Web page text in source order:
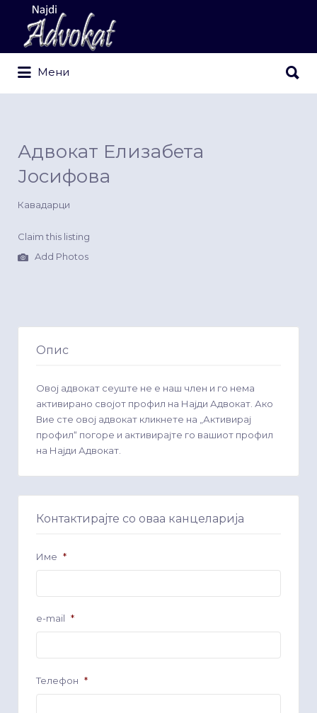
Search
for:
Мени
for:
Адвокат Елизабета
Јосифова
Кавадарци
Claim this listing
Add Photos
Опис
Овој адвокат сеуште не е наш член и го нема
активирано својот профил на Најди Адвокат. Ако
Вие сте овој адвокат кликнете на „Активирај
профил“ погоре и активирајте го вашиот профил
на Најди Адвокат.
Контактирајте со оваа канцеларија
Име *
e-mail *
Телефон *